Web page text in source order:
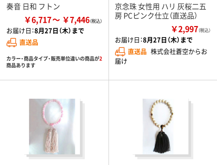
奏音 日和 フトン
￥6,717 ￥7,446
お届け日：8月27日（木）まで
直送品
カラー・商品タイプ・販売単位違いの商品が2
商品あります
京念珠 女性用 ハリ 灰桜二五
房 PCピンク仕立（直送品）
￥2,997（税込）
お届け日：8月27日（木）まで
直送品 株式会社蒼空からお
届け